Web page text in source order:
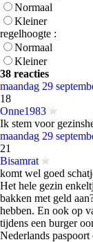
Normaal
Kleiner
regelhoogte :
Normaal
Kleiner
38 reacties
maandag 29
18
Onne1983
Ik stem voor
maandag 29
21
Bisamrat
komt wel goed
Het hele gezin
bakken met geld
hebben. En ook op
tijdens een burger
Nederlands